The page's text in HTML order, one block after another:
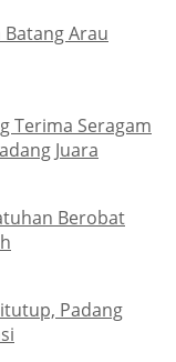
Arau
Terima Seragam
Juara
Berobat
Padang